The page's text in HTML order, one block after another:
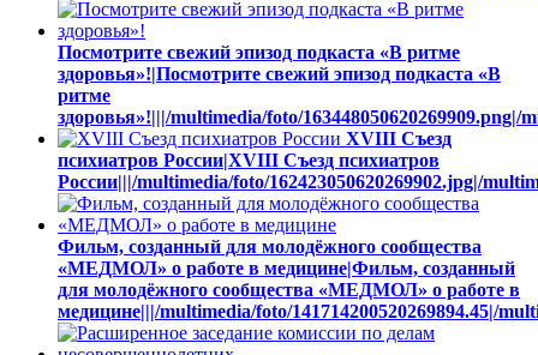
Посмотрите свежий эпизод подкаста «В ритме
здоровья»!|Посмотрите свежий эпизод подкаста «В
ритме
здоровья»!|||/multimedia/foto/163448050620269909.png|/
XVIII Съезд
психиатров России|XVIII Съезд психиатров
России|||/multimedia/foto/162423050620269902.jpg|/
Фильм, созданный для молодёжного сообщества
«МЕДМОЛ» о работе в медицине|Фильм, созданный
для молодёжного сообщества «МЕДМОЛ» о работе в
медицине|||/multimedia/foto/141714200520269894.45|/